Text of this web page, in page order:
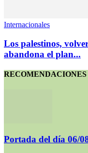
Internacionales
Los palestinos,
abandona el plan...
Portada del día 06/